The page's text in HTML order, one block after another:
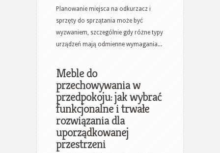
praktycznie
zaplanować
miejsce
na
do
sprzątania
z
uwzględnieniem
różnych
typów
Planowanie miejsca na odkurzacz i
sprzęty do sprzątania może być
wyzwaniem, szczególnie gdy różne typy
urządzeń mają odmienne wymagania...
Meble do
przechowywania w
przedpokoju: jak wybrać
funkcjonalne i trwałe
rozwiązania dla
uporządkowanej
przestrzeni